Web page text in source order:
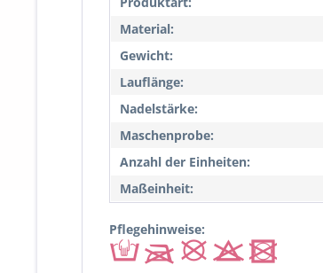
Material:
Gewicht:
Lauflänge:
Nadelstärke:
Maschenprobe:
Anzahl der Einheiten:
Maßeinheit:
Pflegehinweise: